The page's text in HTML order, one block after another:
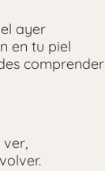
ayer
en tu piel
comprender
ver,